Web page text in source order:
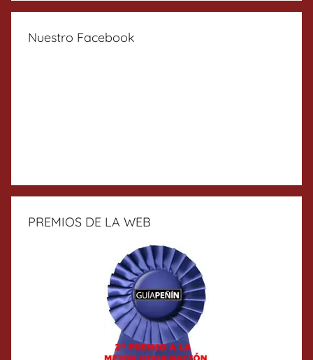
Nuestro Facebook
PREMIOS DE LA WEB